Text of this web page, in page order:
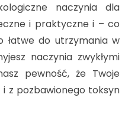
naczynia dla
i praktyczne i – co
łatwe do utrzymania w
naczynia zwykłymi
pewność, że Twoje
z pozbawionego toksyn